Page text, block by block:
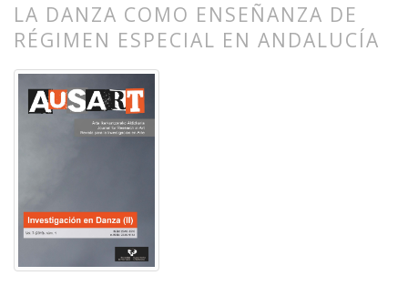
LA DANZA COMO ENSEÑANZA DE
RÉGIMEN ESPECIAL EN ANDALUCÍA